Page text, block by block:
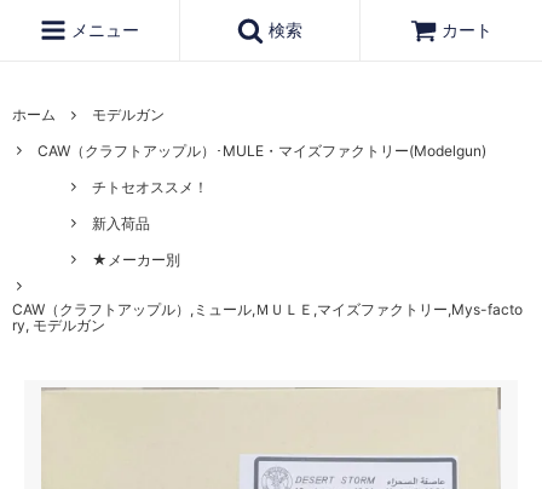
メニュー 検索 カート
ホーム
モデルガン
CAW（クラフトアップル）･MULE・マイズファクトリー(Modelgun)
チトセオススメ！
新入荷品
★メーカー別
CAW（クラフトアップル）,ミュール,ＭＵＬＥ,マイズファクトリー,Mys-facto
ry, モデルガン